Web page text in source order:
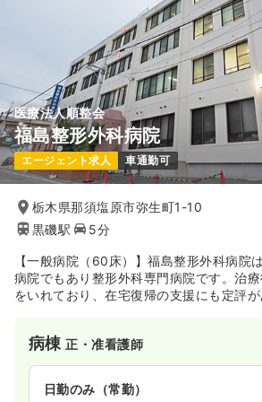
医療法人順整会
福島整形外科病院
エージェント求人 車通勤可
栃木県那須塩原市弥生町1-10
黒磯駅
5分
【一般病院（60床）】福島整形外科病院
病院でもあり整形外科専門病院です。治
をいれており、在宅復帰の支援にも定評が
病棟正・准看護師
日勤のみ（常勤）